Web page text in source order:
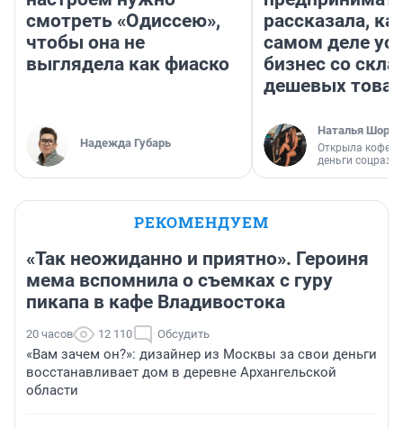
смотреть «Одиссею»,
чтобы она не
выглядела как фиаско
Надежда Губарь
рассказала,
самом деле
бизнес со
дешевых
Наталья
Открыла
деньги
РЕКОМЕНДУЕМ
«Так неожиданно и приятно». Героиня
мема вспомнила о съемках с гуру
пикапа в кафе Владивостока
20 часов 12 110 Обсудить
«Вам зачем он?»: дизайнер из Москвы за свои деньги
восстанавливает дом в деревне Архангельской
области